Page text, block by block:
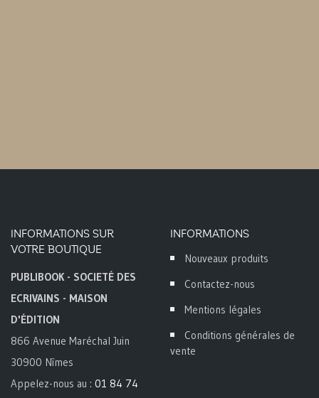
INFORMATIONS SUR
VOTRE BOUTIQUE
PUBLIBOOK - SOCIETÉ DES
ECRIVAINS - MAISON
D'ÉDITION
866 Avenue Maréchal Juin
30900 Nîmes
Appelez-nous au : 01 84 74
INFORMATIONS
Nouveaux produits
Contactez-nous
Mentions légales
Conditions générales de
vente